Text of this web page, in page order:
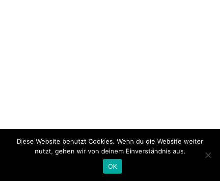
Diese Website benutzt Cookies. Wenn du die Website weiter
nutzt, gehen wir von deinem Einverständnis aus.
OK